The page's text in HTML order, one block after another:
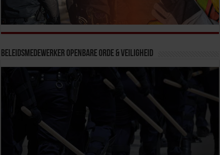
Beleidsmedewerker Openbare Orde & Veiligheid